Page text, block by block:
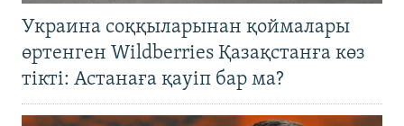
Украина соққыларынан қоймалары
өртенген Wildberries Қазақстанға көз
тікті: Астанаға қауіп бар ма?